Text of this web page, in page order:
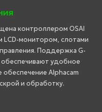
контроллером OSAI
LCD-монитором, слотами
Поддержка G-
удобное
Alphacam
и обработку.